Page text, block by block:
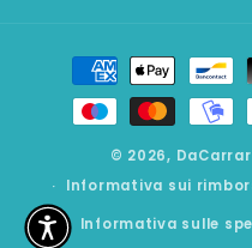
Metodi
pagamento
© 2026,
Informativa sui
Informativa sulle